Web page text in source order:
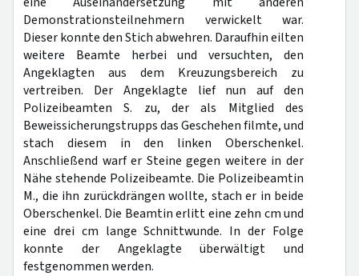
Demonstrationsteilnehmern verwickelt war.
Dieser konnte den Stich abwehren. Daraufhin eilten
weitere Beamte herbei und versuchten, den
Angeklagten aus dem Kreuzungsbereich zu
vertreiben. Der Angeklagte lief nun auf den
Polizeibeamten S. zu, der als Mitglied des
Beweissicherungstrupps das Geschehen filmte, und
stach diesem in den linken Oberschenkel.
Anschließend warf er Steine gegen weitere in der
Nähe stehende Polizeibeamte. Die Polizeibeamtin
M., die ihn zurückdrängen wollte, stach er in beide
Oberschenkel. Die Beamtin erlitt eine zehn cm und
eine drei cm lange Schnittwunde. In der Folge
konnte der Angeklagte überwältigt und
festgenommen werden.